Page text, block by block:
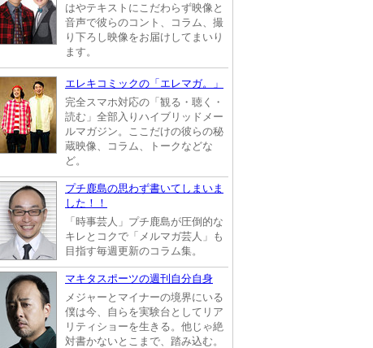
はやテキストにこだわらず映像と
音声で彼らのコント、コラム、撮
り下ろし映像をお届けしてまいり
ます。
エレキコミックの「エレマガ。」
完全スマホ対応の「観る・聴く・
読む」全部入りハイブリッドメー
ルマガジン。ここだけの彼らの秘
蔵映像、コラム、トークなどな
ど。
プチ鹿島の思わず書いてしまいま
した！！
「時事芸人」プチ鹿島が圧倒的な
キレとコクで「メルマガ芸人」も
目指す毎週更新のコラム集。
マキタスポーツの週刊自分自身
メジャーとマイナーの境界にいる
僕は今、自らを実験台としてリア
リティショーを生きる。他じゃ絶
対書かないとこまで、踏み込む。